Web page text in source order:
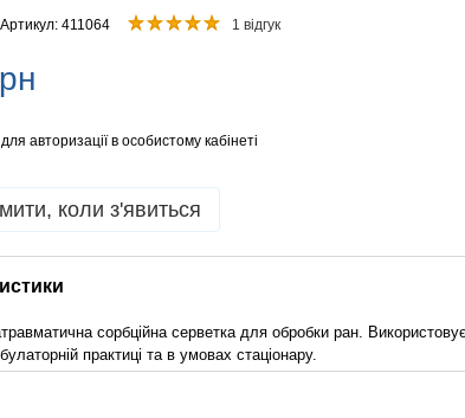
Артикул: 411064 1 відгук
для авторизації в особистому кабінеті
коли з'явиться
сорбційна серветка для обробки ран.
практиці та в умовах стаціонару.